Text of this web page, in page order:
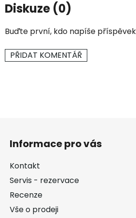
Diskuze (0)
Buďte první, kdo napíše
PŘIDAT KOMENTÁŘ
Informace pro vás
Kontakt
Servis - rezervace
Recenze
Vše o prodeji